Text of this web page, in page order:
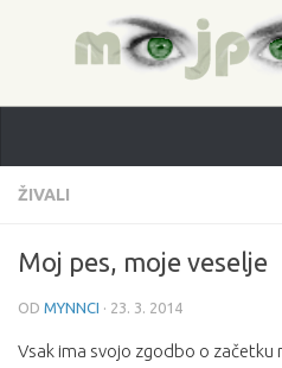
ŽIVALI
Moj pes, moje veselje
OD MYNNCI · 23. 3. 2014
Vsak ima svojo zgodbo o začetku